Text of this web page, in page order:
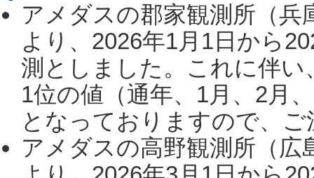
アメダスの郡家観測所（
より、2026年1月1日から
測としました。これに伴い
1位の値（通年、1月、2月
となっておりますので、
アメダスの高野観測所（